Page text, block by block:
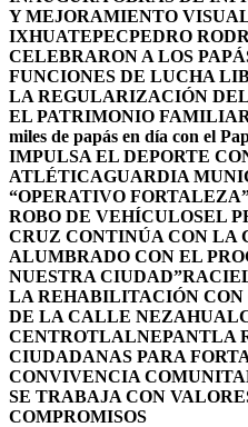
Y MEJORAMIENTO
IXHUATEPECPEDRO
CELEBRARON A LOS
FUNCIONES DE LUCHA
LA REGULARIZACIÓN
EL PATRIMONIO
miles de papás en día con el
IMPULSA EL DEPORTE
ATLÉTICAGUARDIA
“OPERATIVO
ROBO DE VEHÍCULOSEL
CRUZ CONTINÚA CON LA
ALUMBRADO CON EL
NUESTRA CIUDAD”
LA REHABILITACIÓN
DE LA CALLE
CENTROTLALNEPANTLA
CIUDADANAS PARA
CONVIVENCIA
SE TRABAJA CON
COMPROMISOS